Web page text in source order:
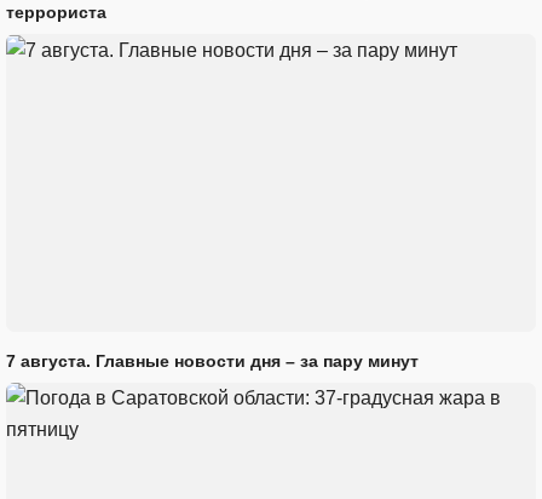
террориста
7 августа. Главные новости дня – за пару минут